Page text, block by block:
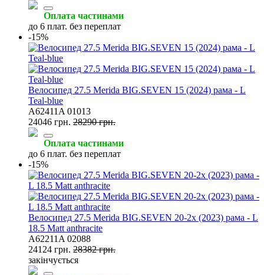
Оплата частинами
до 6 плат. без переплат
-15%
Велосипед 27.5 Merida BIG.SEVEN 15 (2024) рама - L
Teal-blue
A62411A 01013
24046 грн. 28290 грн.
Оплата частинами
до 6 плат. без переплат
-15%
Велосипед 27.5 Merida BIG.SEVEN 20-2x (2023) рама - L
18.5 Matt anthracite
A62211A 02088
24124 грн. 28382 грн.
закінчується